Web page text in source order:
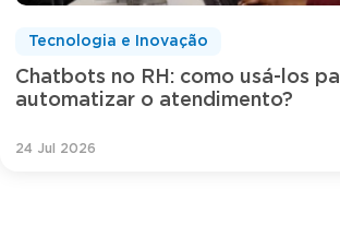
Chatbots no RH: como usá-los
automatizar o atendimento?
Tecnologia e Inovação
24 Jul 2026